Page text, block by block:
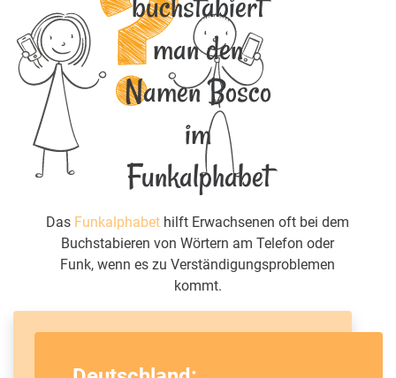
man den
Namen Bosco
im
Funkalphabet
Das Funkalphabet hilft Erwachsenen oft bei dem
Buchstabieren von Wörtern am Telefon oder
Funk, wenn es zu Verständigungsproblemen
kommt.